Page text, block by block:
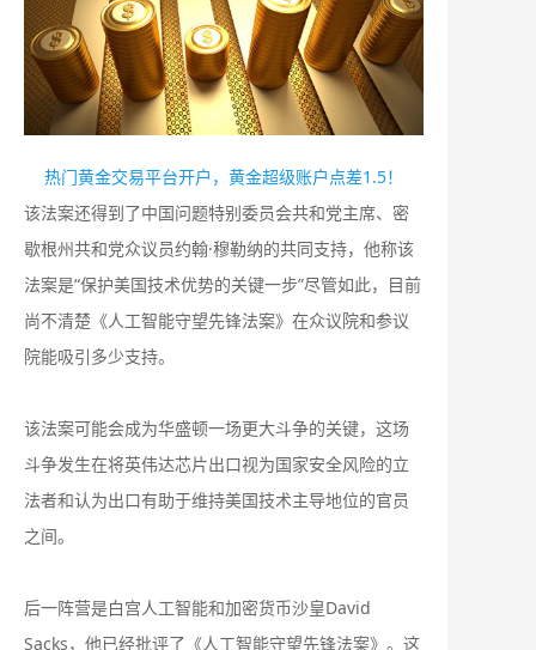
热门黄金交易平台开户，黄金超级账户点差1.5！
该法案还得到了中国问题特别委员会共和党主席、密
歇根州共和党众议员约翰·穆勒纳的共同支持，他称该
法案是“保护美国技术优势的关键一步”尽管如此，目前
尚不清楚《人工智能守望先锋法案》在众议院和参议
院能吸引多少支持。
该法案可能会成为华盛顿一场更大斗争的关键，这场
斗争发生在将英伟达芯片出口视为国家安全风险的立
法者和认为出口有助于维持美国技术主导地位的官员
之间。
后一阵营是白宫人工智能和加密货币沙皇David
Sacks，他已经批评了《人工智能守望先锋法案》。这